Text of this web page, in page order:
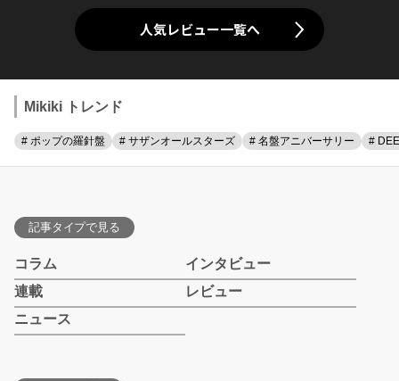
人気レビュー一覧へ
Mikiki トレンド
# ポップの羅針盤 # サザンオールスターズ # 名盤アニバーサリー #
記事タイプで見る
コラム
インタビュー
連載
レビュー
ニュース